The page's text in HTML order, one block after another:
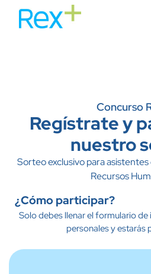
Concurso
Regístrate y
nuestro
Sorteo exclusivo para
Recursos
¿Cómo participar?
Solo debes llenar el formulario
personales y estarás